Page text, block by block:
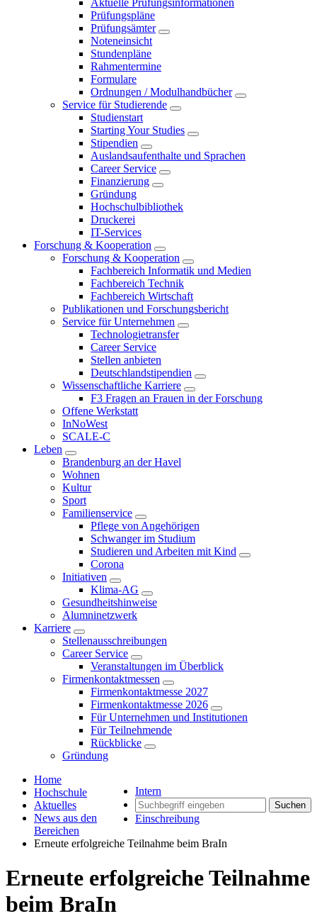
Aktuelle Prüfungsinformationen
Prüfungspläne
Prüfungsämter
Noteneinsicht
Stundenpläne
Rahmentermine
Formulare
Ordnungen / Modulhandbücher
Service für Studierende
Studienstart
Starting Your Studies
Stipendien
Auslandsaufenthalte und Sprachen
Career Service
Finanzierung
Gründung
Hochschulbibliothek
Druckerei
IT-Services
Forschung & Kooperation
Forschung & Kooperation
Fachbereich Informatik und Medien
Fachbereich Technik
Fachbereich Wirtschaft
Publikationen und Forschungsbericht
Service für Unternehmen
Technologietransfer
Career Service
Stellen anbieten
Deutschlandstipendien
Wissenschaftliche Karriere
F3 Fragen an Frauen in der Forschung
Offene Werkstatt
InNoWest
SCALE-C
Leben
Brandenburg an der Havel
Wohnen
Kultur
Sport
Familienservice
Pflege von Angehörigen
Schwanger im Studium
Studieren und Arbeiten mit Kind
Corona
Initiativen
Klima-AG
Gesundheitshinweise
Alumninetzwerk
Karriere
Stellenausschreibungen
Career Service
Veranstaltungen im Überblick
Firmenkontaktmessen
Firmenkontaktmesse 2027
Firmenkontaktmesse 2026
Für Unternehmen und Institutionen
Für Teilnehmende
Rückblicke
Gründung
Intern
Suchen
Einschreibung
Home
Hochschule
Aktuelles
News aus den
Bereichen
Erneute erfolgreiche Teilnahme beim BraIn
Erneute erfolgreiche Teilnahme
beim BraIn